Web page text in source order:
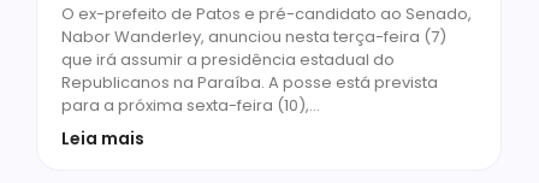
O ex-prefeito de Patos e pré-candidato ao Senado,
Nabor Wanderley, anunciou nesta terça-feira (7)
que irá assumir a presidência estadual do
Republicanos na Paraíba. A posse está prevista
para a próxima sexta-feira (10),…
Leia mais